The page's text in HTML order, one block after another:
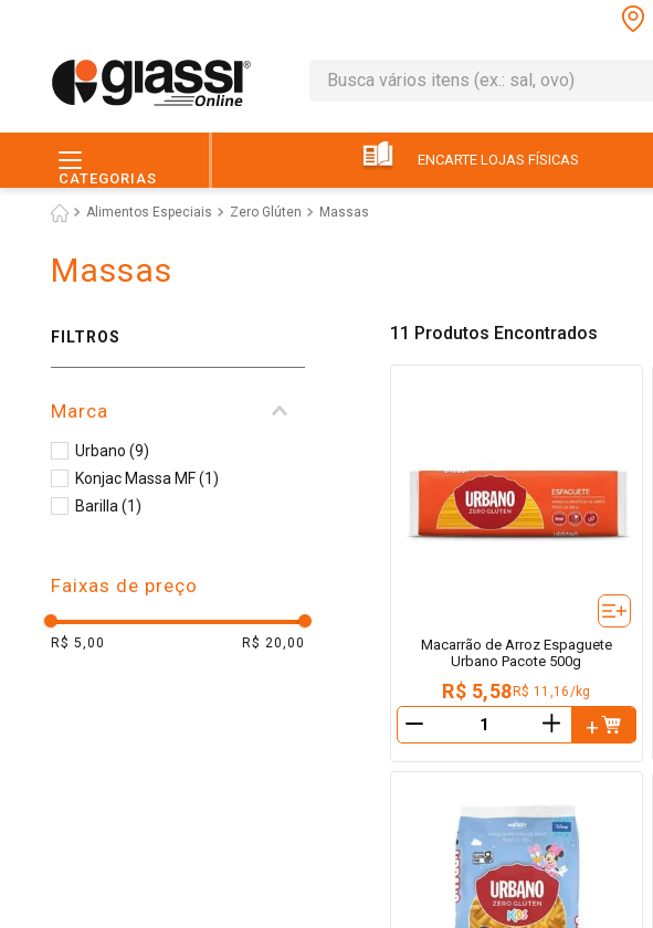
Busca vários itens (ex.: sal, ovo)
CATEGORIAS
ENCARTE LOJAS FÍSICAS
Alimentos Especiais Zero Glúten Massas
Massas
FILTROS
Marca
Urbano (9)
Konjac Massa MF (1)
Barilla (1)
Faixas de preço
R$ 5,00 R$ 20,00
11 Produtos
Macarrão de Arroz Espaguete
Urbano Pacote 500g
R$ 5,58R$ 11,16/kg
＋
leite